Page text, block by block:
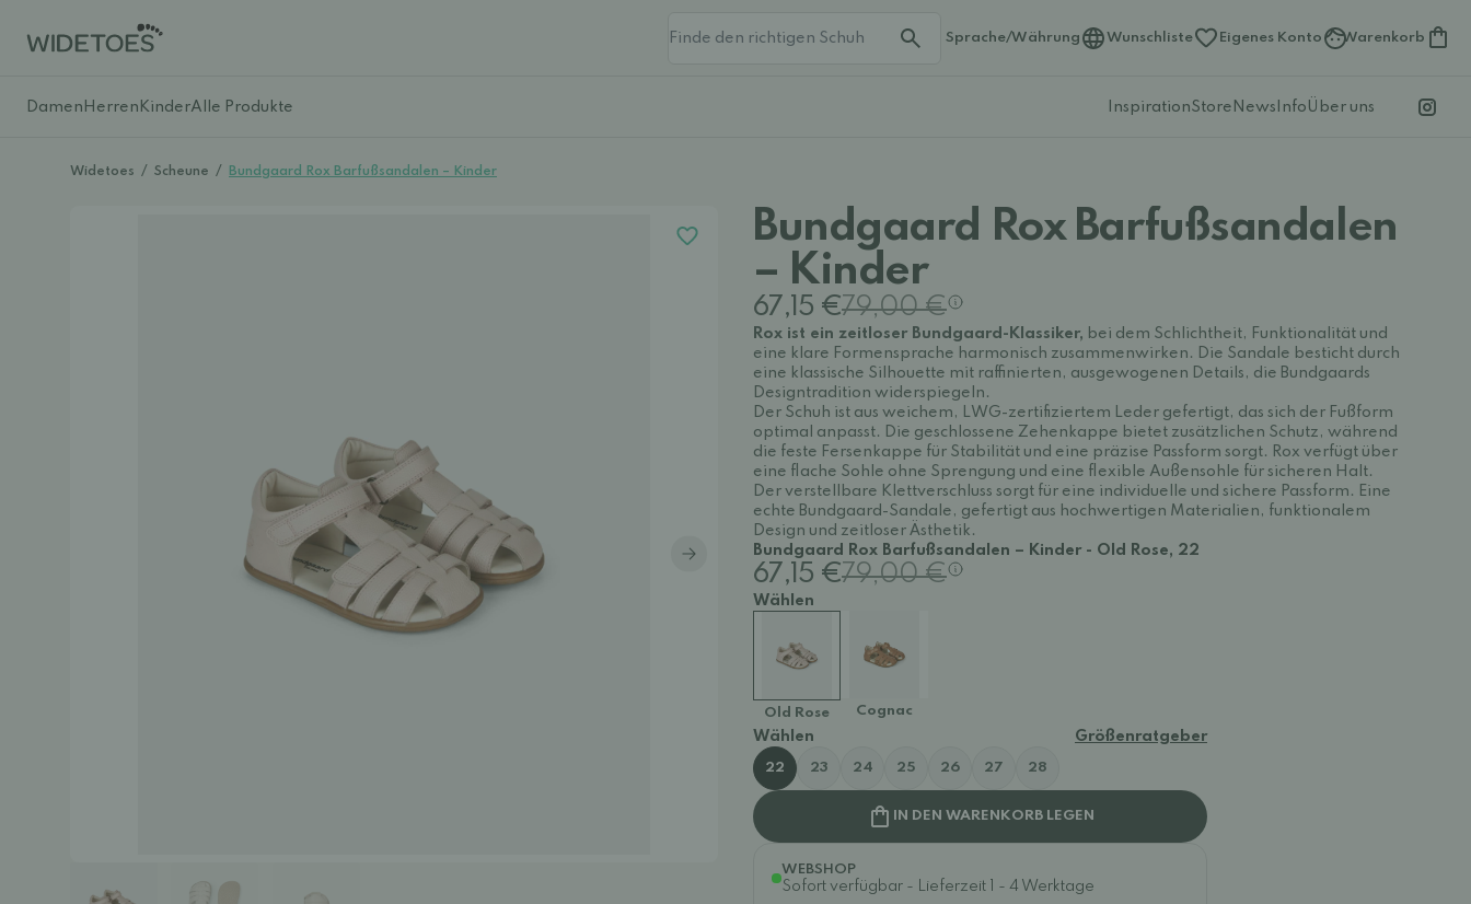
Sprache/Währung Wunschliste Eigenes Konto Warenkorb
Damen Herren KinderAlle Produkte InspirationStore News Info Über uns
Widetoes / Scheune / Bundgaard Rox Barfußsandalen – Kinder
Bundgaard Rox Barfußsandalen
– Kinder
67,15 €79,00 €
Rox ist ein zeitloser Bundgaard-Klassiker, bei dem Schlichtheit, Funktionalität und
eine klare Formensprache harmonisch zusammenwirken. Die Sandale besticht durch
eine klassische Silhouette mit raffinierten, ausgewogenen Details, die Bundgaards
Designtradition widerspiegeln.
Der Schuh ist aus weichem, LWG-zertifiziertem Leder gefertigt, das sich der Fußform
optimal anpasst. Die geschlossene Zehenkappe bietet zusätzlichen Schutz, während
die feste Fersenkappe für Stabilität und eine präzise Passform sorgt. Rox verfügt über
eine flache Sohle ohne Sprengung und eine flexible Außensohle für sicheren Halt.
Der verstellbare Klettverschluss sorgt für eine individuelle und sichere Passform. Eine
echte Bundgaard-Sandale, gefertigt aus hochwertigen Materialien, funktionalem
Design und zeitloser Ästhetik.
Bundgaard Rox Barfußsandalen – Kinder - Old Rose, 22
67,15 €79,00 €
Wählen
Old Rose Cognac
Wählen Größenratgeber
22 23 24 25 26 27 28
IN DEN WARENKORB LEGEN
WEBSHOP
Sofort verfügbar - Lieferzeit 1 - 4 Werktage